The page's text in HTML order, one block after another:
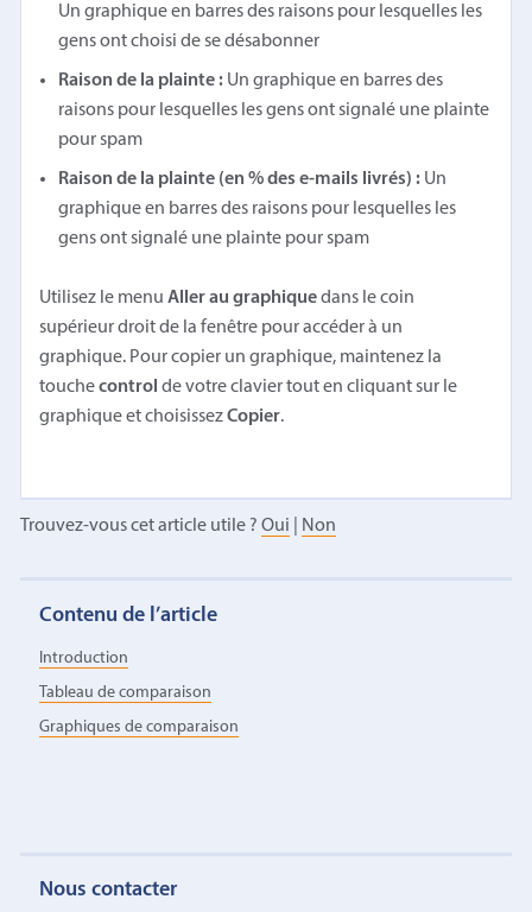
Un graphique en barres des raisons pour lesquelles les
gens ont choisi de se désabonner
Raison de la plainte : Un graphique en barres des
raisons pour lesquelles les gens ont signalé une plainte
pour spam
Raison de la plainte (en % des e-mails livrés) : Un
graphique en barres des raisons pour lesquelles les
gens ont signalé une plainte pour spam
Utilisez le menuAller au graphiquedans le coin
supérieur droit de la fenêtre pour accéder à un
graphique. Pour copier un graphique, maintenez la
touchecontrol de votre clavier tout en cliquant sur le
graphique et choisissezCopier.
Trouvez-vous cet article utile ? Oui Non
Contenu de l’article
Introduction
Tableau de comparaison
Graphiques de comparaison
Nous contacter